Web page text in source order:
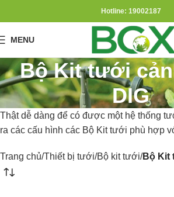
Hotline: 19002187
MENU
Bộ Kit tưới
DIG
Thật dễ dàng để có được một hệ thống
ra các cấu hình các Bộ Kit tưới phù hợp
Trang chủ Thiết bị tưới Bộ kit tưới Bộ Kit